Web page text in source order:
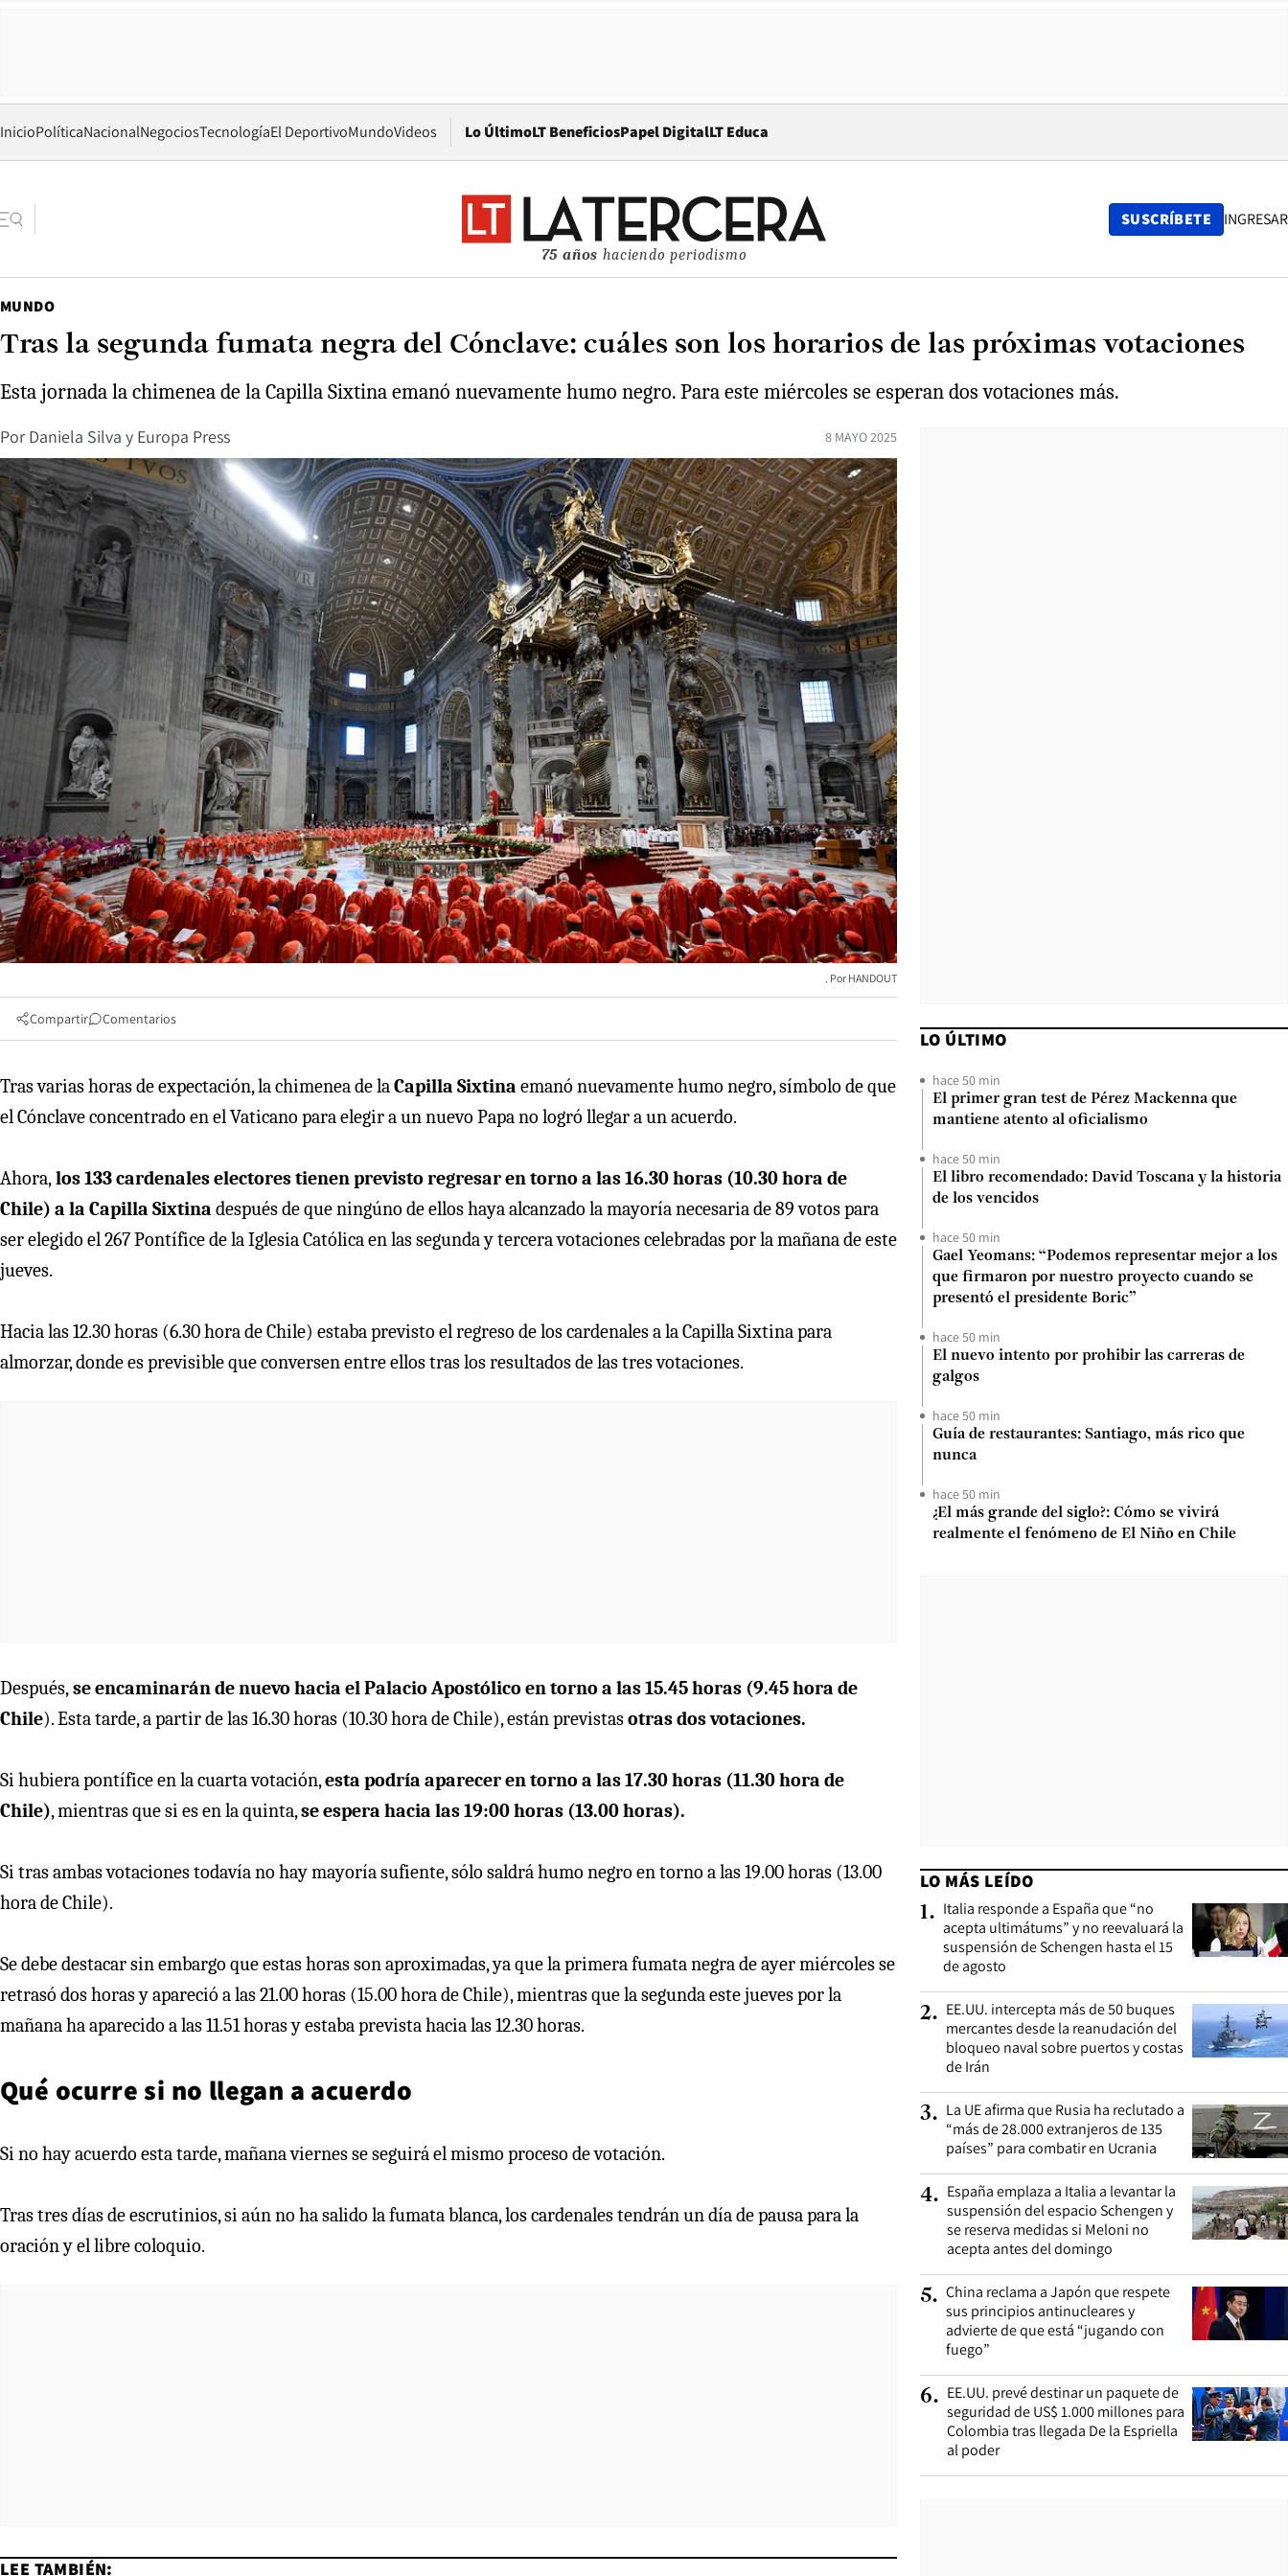
InicioPolíticaNacionalNegociosTecnologíaEl DeportivoMundoVideos Lo ÚltimoLT BeneficiosPapel DigitalOpens in new window
LT Educa
75 años haciendo periodismo
SUSCRÍBETE INGRESAR
MUNDO
Tras la segunda fumata negra del Cónclave: cuáles son los horarios de las próximas votaciones
Esta jornada la chimenea de la Capilla Sixtina emanó nuevamente humo negro. Para este miércoles se esperan dos votaciones más.
Por Daniela Silva y Europa Press 8 MAYO 2025
HANDOUT
Compartir Comentarios
Tras varias horas de expectación, la chimenea de laCapilla Sixtina emanó nuevamente humo negro, símbolo de que
el Cónclave concentrado en el Vaticano para elegir a un nuevo Papa no logró llegar a un acuerdo.
Ahora,los 133 cardenales electores tienen previsto regresar en torno a las 16.30 horas (10.30 hora de
Chile) a la Capilla Sixtina después de que ningúno de ellos haya alcanzado la mayoría necesaria de 89 votos para
ser elegido el 267 Pontífice de la Iglesia Católica en las segunda y tercera votaciones celebradas por la mañana de este
jueves.
Hacia las 12.30 horas (6.30 hora de Chile) estaba previsto el regreso de los cardenales a la Capilla Sixtina para
almorzar, donde es previsible que conversen entre ellos tras los resultados de las tres votaciones.
Después,se encaminarán de nuevo hacia el Palacio Apostólico en torno a las 15.45 horas (9.45 hora de
Chile). Esta tarde, a partir de las 16.30 horas (10.30 hora de Chile), están previstasotras dos votaciones.
Si hubiera pontífice en la cuarta votación,esta podría aparecer en torno a las 17.30 horas (11.30 hora de
Chile), mientras que si es en la quinta,se espera hacia las 19:00 horas (13.00 horas).
Si tras ambas votaciones todavía no hay mayoría sufiente, sólo saldrá humo negro en torno a las 19.00 horas (13.00
hora de Chile).
Se debe destacar sin embargo que estas horas son aproximadas, ya que la primera fumata negra de ayer miércoles se
retrasó dos horas y apareció a las 21.00 horas (15.00 hora de Chile), mientras que la segunda este jueves por la
mañana ha aparecido a las 11.51 horas y estaba prevista hacia las 12.30 horas.
Qué ocurre si no llegan a acuerdo
Si no hay acuerdo esta tarde, mañana viernes se seguirá el mismo proceso de votación.
Tras tres días de escrutinios, si aún no ha salido la fumata blanca, los cardenales tendrán un día de pausa para la
oración y el libre coloquio.
LEE TAMBIÉN:
LO ÚLTIMO
hace 50 min
El primer gran test de Pérez Mackenna que
mantiene atento al oficialismo
hace 50 min
El libro recomendado: David Toscana y la historia
de los vencidos
hace 50 min
Gael Yeomans: “Podemos representar mejor a los
que firmaron por nuestro proyecto cuando se
presentó el presidente Boric”
hace 50 min
El nuevo intento por prohibir las carreras de
galgos
hace 50 min
Guía de restaurantes: Santiago, más rico que
nunca
hace 50 min
¿El más grande del siglo?: Cómo se vivirá
realmente el fenómeno de El Niño en Chile
LO MÁS LEÍDO
1. Italia responde a España que “no
acepta ultimátums” y no reevaluará la
suspensión de Schengen hasta el 15
de agosto
2. EE.UU. intercepta más de 50 buques
mercantes desde la reanudación del
bloqueo naval sobre puertos y costas
de Irán
3. La UE afirma que Rusia ha reclutado a
“más de 28.000 extranjeros de 135
países” para combatir en Ucrania
4. España emplaza a Italia a levantar la
suspensión del espacio Schengen y
se reserva medidas si Meloni no
acepta antes del domingo
5. China reclama a Japón que respete
sus principios antinucleares y
advierte de que está “jugando con
fuego”
6. EE.UU. prevé destinar un paquete de
seguridad de US$ 1.000 millones para
Colombia tras llegada De la Espriella
al poder